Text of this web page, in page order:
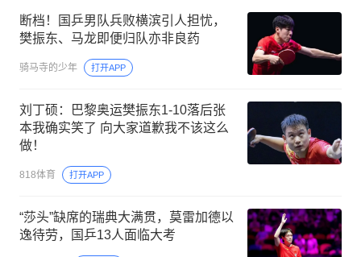
断档！国乒男队兵败横滨引人担忧，
樊振东、马龙即便归队亦非良药
骑马寺的少年 打开APP
刘丁硕：巴黎奥运樊振东1-10落后张
本我确实笑了 向大家道歉我不该这么
做！
818体育 打开APP
“莎头”缺席的瑞典大满贯，莫雷加德以
逸待劳，国乒13人面临大考